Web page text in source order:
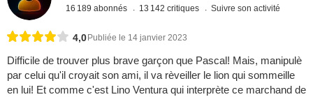
16 189 abonnés 13 142 critiques Suivre son activité
4,0 Publiée le 14 janvier 2023
Difficile de trouver plus brave garçon que Pascal! Mais, manipulè
par celui qu'il croyait son ami, il va rèveiller le lion qui sommeille
en lui! Et comme c'est Lino Ventura qui interprète ce marchand de